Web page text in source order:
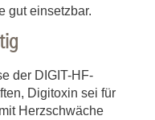
gut einsetzbar.
der DIGIT-HF-
Digitoxin sei für
Herzschwäche